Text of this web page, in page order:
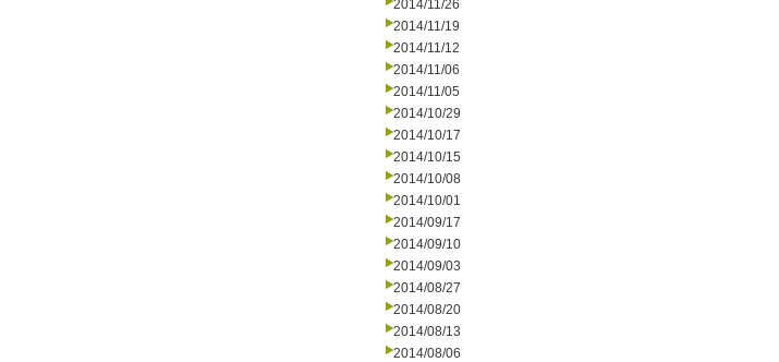
2014/11/26
2014/11/19
2014/11/12
2014/11/06
2014/11/05
2014/10/29
2014/10/17
2014/10/15
2014/10/08
2014/10/01
2014/09/17
2014/09/10
2014/09/03
2014/08/27
2014/08/20
2014/08/13
2014/08/06